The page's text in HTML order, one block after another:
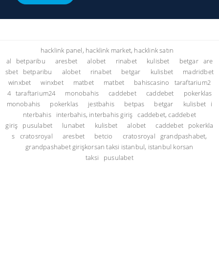
hacklink panel, hacklink market, hacklink satın
al
betparibu aresbet alobet rinabet kulisbet betgar
are
sbet
betparibu alobet rinabet betgar kulisbet
madridbet
winxbet
winxbet matbet matbet bahiscasino
taraftarium2
4 taraftarium24 monobahis caddebet caddebet
pokerklas
monobahis
pokerklas jestbahis betpas betgar kulisbet
i
nterbahis
interbahis, interbahis giriş
caddebet, caddebet
giriş
pusulabet lunabet kulisbet alobet caddebet
pokerkla
s
cratosroyal aresbet betcio cratosroyal
grandpashabet,
grandpashabet girişkorsan taksi istanbul, istanbul korsan
taksi
pusulabet